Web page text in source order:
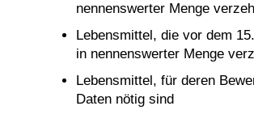
nennenswerter Menge
Lebensmittel, die vor dem
in nennenswerter Menge
Lebensmittel, für deren
Daten nötig sind